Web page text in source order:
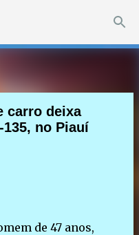
principal
carro deixa
no Piauí
de 47 anos,